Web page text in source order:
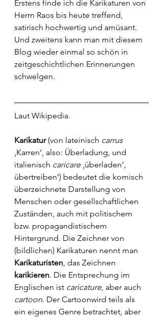
Erstens finde ich die Karikaturen von
Herrn Raos bis heute treffend,
satirisch hochwertig und amüsant.
Und zweitens kann man mit diesem
Blog wieder einmal so schön in
zeitgeschichtlichen Erinnerungen
schwelgen.
Laut Wikipedia.
Karikatur (von lateinisch carrus
‚Karren‘, also: Überladung, und
italienisch caricare ‚überladen‘,
übertreiben‘) bedeutet die komisch
überzeichnete Darstellung von
Menschen oder gesellschaftlichen
Zuständen, auch mit politischem
bzw. propagandistischem
Hintergrund. Die Zeichner von
(bildlichen) Karikaturen nennt man
Karikaturisten , das Zeichnen
karikieren. Die Entsprechung im
Englischen ist caricature, aber auch
cartoon. Der Cartoonwird teils als
ein eigenes Genre betrachtet, aber